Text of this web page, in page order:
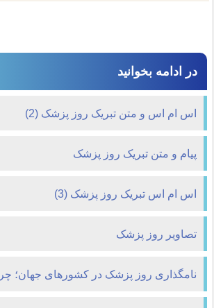
در ادامه بخوانید
اس ام اس و متن تبریک روز پزشک (2)
پیام و متن تبریک روز پزشک
اس ام اس تبریک روز پزشک (3)
تصاویر روز پزشک
نامگذاری روز پزشک در کشورهای جهان؛